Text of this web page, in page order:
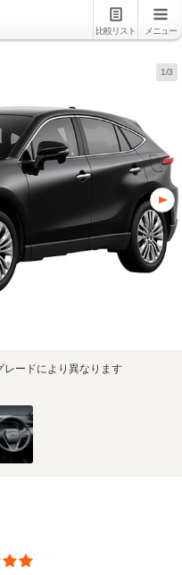
比較リスト メニュー
1/3
ードにより異なります